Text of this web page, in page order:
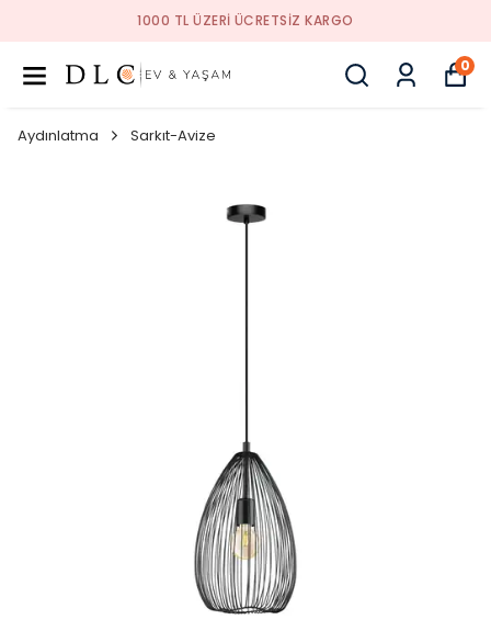
1000 TL ÜZERI ÜCRETSIZ
0
Aydınlatma Sarkıt-Avize